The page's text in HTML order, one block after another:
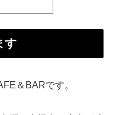
す
＆BARです。